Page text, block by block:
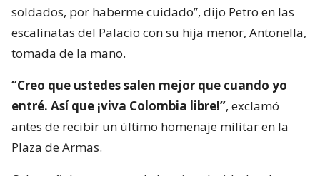
soldados, por haberme cuidado”, dijo Petro en las
escalinatas del Palacio con su hija menor, Antonella,
tomada de la mano.
“Creo que ustedes salen mejor que cuando yo
entré. Así que ¡viva Colombia libre!”, exclamó
antes de recibir un último homenaje militar en la
Plaza de Armas.